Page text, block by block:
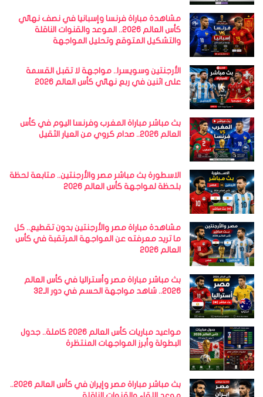
مشاهدة مباراة فرنسا وإسبانيا في نصف نهائي
كأس العالم 2026.. الموعد والقنوات الناقلة
والتشكيل المتوقع وتحليل المواجهة
الأرجنتين وسويسرا.. مواجهة لا تقبل القسمة
على اثنين في ربع نهائي كأس العالم 2026
بث مباشر مباراة المغرب وفرنسا اليوم في كأس
العالم 2026.. صدام كروي من العيار الثقيل
الاسطورة بث مباشر مصر والأرجنتين.. متابعة لحظة
بلحظة لمواجهة كأس العالم 2026
مشاهدة مباراة مصر والأرجنتين بدون تقطيع.. كل
ما تريد معرفته عن المواجهة المرتقبة في كأس
العالم 2026
بث مباشر مباراة مصر وأستراليا في كأس العالم
2026.. شاهد مواجهة الحسم في دور الـ32
مواعيد مباريات كأس العالم 2026 كاملة.. جدول
البطولة وأبرز المواجهات المنتظرة
بث مباشر مباراة مصر وإيران في كأس العالم 2026..